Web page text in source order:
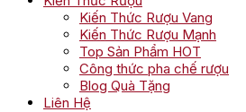
Kiến Thức Rượu Vang
Kiến Thức Rượu Mạnh
Top Sản Phẩm HOT
Công thức pha chế rượu
Blog Quà Tặng
Liên Hệ